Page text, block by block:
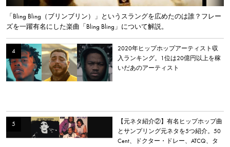
「Bling Bling（ブリンブリン）」というスラングを広めたのは誰？フレー
ズを一躍有名にした楽曲「Bling Bling」について解説。
2020年ヒップホップアーティスト収
入ランキング。1位は20億円以上を稼
いだあのアーティスト
【元ネタ紹介②】有名ヒップホップ曲
とサンプリング元ネタを5つ紹介。50
Cent、ドクター・ドレー、ATCQ、タ